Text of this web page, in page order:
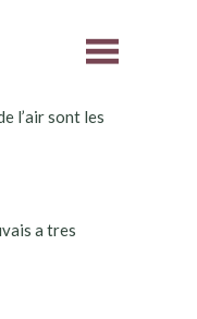
l’air sont les
a tres